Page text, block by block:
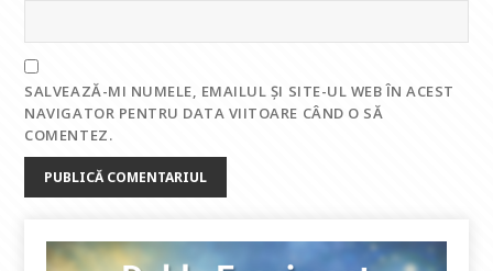
SALVEAZĂ-MI NUMELE, EMAILUL ȘI SITE-UL WEB ÎN ACEST
NAVIGATOR PENTRU DATA VIITOARE CÂND O SĂ
COMENTEZ.